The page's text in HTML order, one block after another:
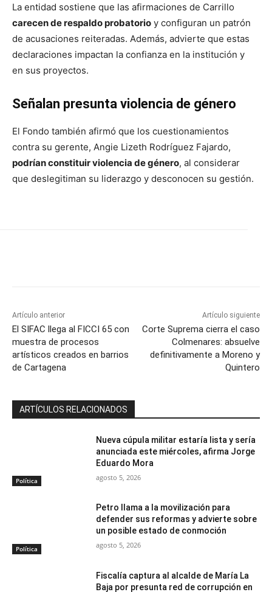
La entidad sostiene que las afirmaciones de Carrillo
carecen de respaldo probatorio y configuran un patrón
de acusaciones reiteradas. Además, advierte que estas
declaraciones impactan la confianza en la institución y
en sus proyectos.
Señalan presunta violencia de género
El Fondo también afirmó que los cuestionamientos
contra su gerente, Angie Lizeth Rodríguez Fajardo,
podrían constituir violencia de género, al considerar
que deslegitiman su liderazgo y desconocen su gestión.
Artículo anterior
El SIFAC llega al FICCI 65 con
muestra de procesos
artísticos creados en barrios
de Cartagena
Artículo siguiente
Corte Suprema cierra el caso
Colmenares: absuelve
definitivamente a Moreno y
Quintero
ARTÍCULOS RELACIONADOS
Política
Nueva cúpula militar estaría lista y sería
anunciada este miércoles, afirma Jorge
Eduardo Mora
agosto 5, 2026
Política
Petro llama a la movilización para
defender sus reformas y advierte sobre
un posible estado de conmoción
agosto 5, 2026
Fiscalía captura al alcalde de María La
Baja por presunta red de corrupción en